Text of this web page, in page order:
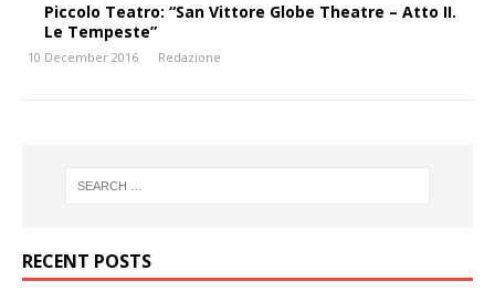
Piccolo Teatro: “San Vittore Globe Theatre – Atto II.
Le Tempeste”
10 December 2016 Redazione
RECENT POSTS